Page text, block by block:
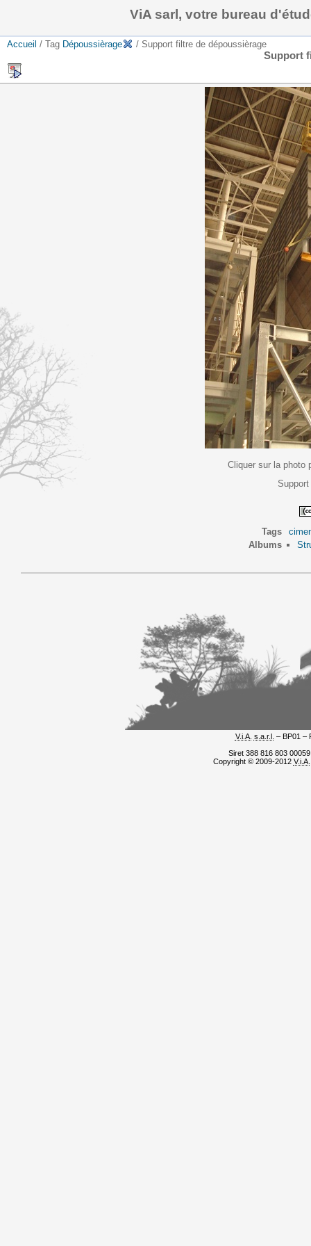
ViA sarl, votre bureau
Accueil / Tag Dépoussièrage / Support filtre de dépoussièrage
Support
Cliquer sur la photo
Tags
Albums
V.i.A. s.a.r.l. – BP01 –
Siret 388 816 803
Copyright © 2009-2012 V.i.A.